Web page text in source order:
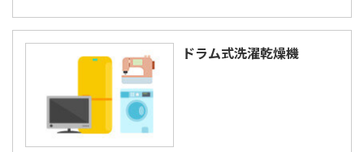
冷媒R600のみ
2010年製以上
ドラム式洗濯乾燥機